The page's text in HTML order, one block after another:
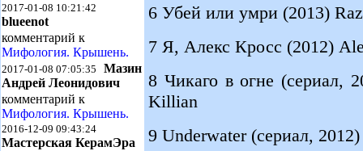
2017-01-08 10:21:42
blueenot
комментарий к
Мифология. Крышень.
2017-01-08 07:05:35 Мазин
Андрей Леонидович
комментарий к
Мифология. Крышень.
2016-12-09 09:43:24
Мастерская КерамЭра
6 Убей или умри (2013)
7 Я, Алекс Кросс (2012)
8 Чикаго в огне (сериал,
Killian
9 Underwater (сериал,